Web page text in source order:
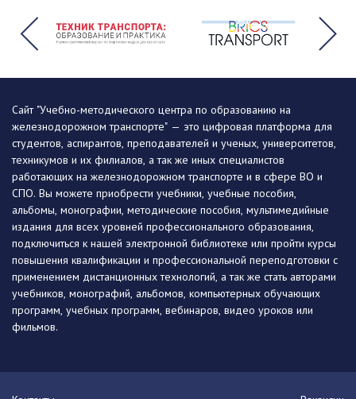
Сайт "Учебно-методического центра по образованию на
железнодорожном транспорте" — это цифровая платформа для
студентов, аспирантов, преподавателей и ученых, университетов,
техникумов и их филиалов, а так же иных специалистов
работающих на железнодорожном транспорте и в сфере ВО и
СПО. Вы можете приобрести учебники, учебные пособия,
альбомы, монографии, методические пособия, мультимедийные
издания для всех уровней профессионального образования,
подключиться к нашей электронной библиотеке или пройти курсы
повышения квалификации и профессиональной переподготовки с
применением дистанционных технологий, а так же стать авторами
учебников, монографий, альбомов, компьютерных обучающих
программ, учебных программ, вебинаров, видео уроков или
фильмов.